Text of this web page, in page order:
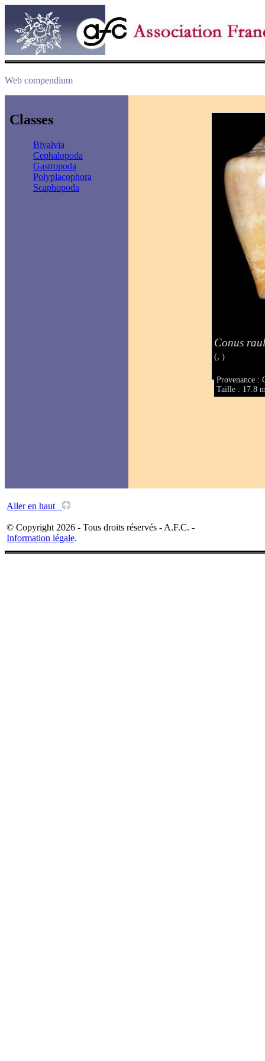
Web compendium
Classes
Bivalvia
Cephalopoda
Gastropoda
Polyplacophora
Scaphopoda
Conus
(, )
Provenance :
Taille : 17.8
Aller en haut
© Copyright 2026 - Tous droits réservés - A.F.C. -
Information légale.